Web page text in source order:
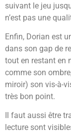
suivant le jeu
n’est pas une
Enfin, Dorian est
dans son gap de
tout en restant en
comme son
miroir) son vis-à-
très bon point.
Il faut aussi être
lecture sont